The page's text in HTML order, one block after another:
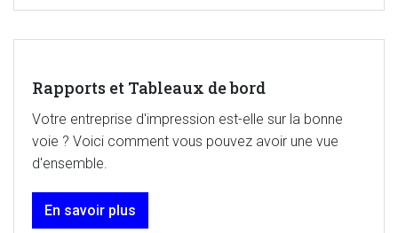
Rapports et Tableaux de bord
Votre entreprise d'impression est-elle sur la bonne
voie ? Voici comment vous pouvez avoir une vue
d'ensemble.
En savoir plus